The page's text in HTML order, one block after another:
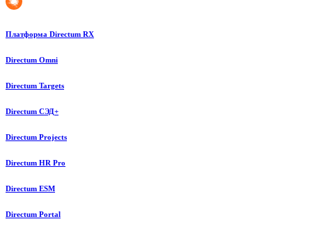
Платформа Directum RX
Directum Omni
Directum Targets
Directum СЭД+
Directum Projects
Directum HR Pro
Directum ESM
Directum Portal